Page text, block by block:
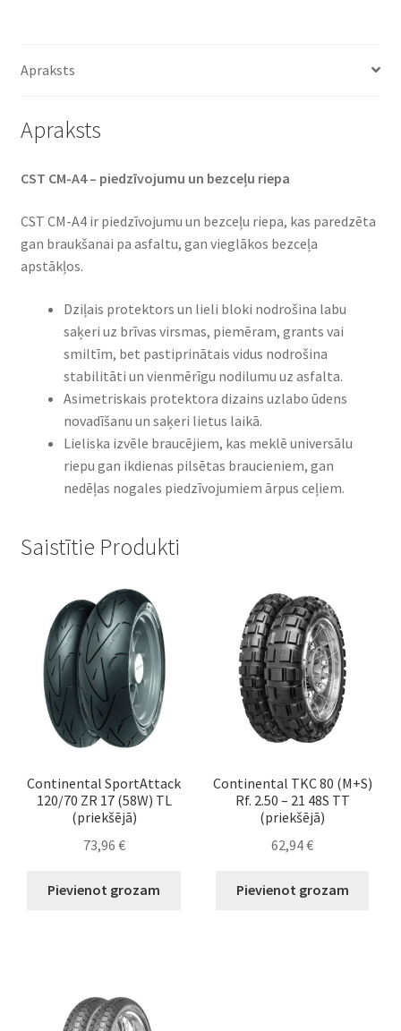
Apraksts
Apraksts
CST CM-A4 – piedzīvojumu un bezceļu riepa
CST CM-A4 ir piedzīvojumu un bezceļu riepa, kas paredzēta
gan braukšanai pa asfaltu, gan vieglākos bezceļa
apstākļos.
Dziļais protektors un lieli bloki nodrošina labu
saķeri uz brīvas virsmas, piemēram, grants vai
smiltīm, bet pastiprinātais vidus nodrošina
stabilitāti un vienmērīgu nodilumu uz asfalta.
Asimetriskais protektora dizains uzlabo ūdens
novadīšanu un saķeri lietus laikā.
Lieliska izvēle braucējiem, kas meklē universālu
riepu gan ikdienas pilsētas braucieniem, gan
nedēļas nogales piedzīvojumiem ārpus ceļiem.
Saistītie Produkti
Continental SportAttack
120/70 ZR 17 (58W) TL
(priekšējā)
73,96 €
Pievienot grozam
Continental TKC 80 (M+S)
Rf. 2.50 – 21 48S TT
(priekšējā)
62,94€
Pievienot grozam